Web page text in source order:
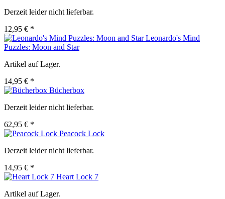
Derzeit leider nicht lieferbar.
12,95 € *
Leonardo's Mind
Puzzles: Moon and Star
Artikel auf Lager.
14,95 € *
Bücherbox
Derzeit leider nicht lieferbar.
62,95 € *
Peacock Lock
Derzeit leider nicht lieferbar.
14,95 € *
Heart Lock 7
Artikel auf Lager.